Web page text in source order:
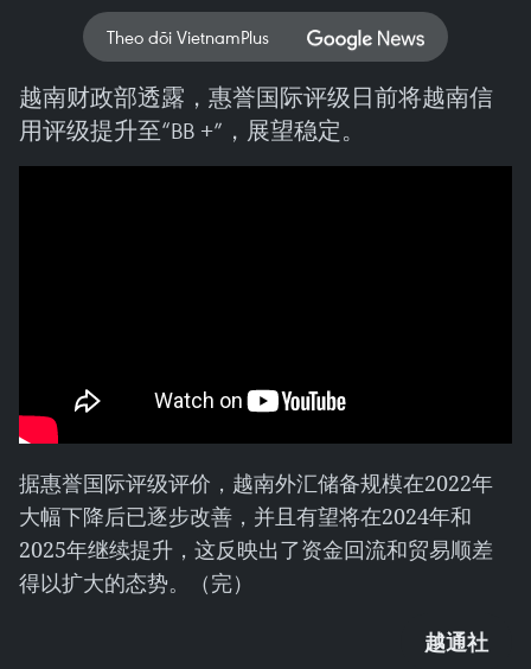
Theo dõi VietnamPlus
越南财政部透露，惠誉国际评级日前将越南信
用评级提升至“BB +”，展望稳定。
据惠誉国际评级评价，越南外汇储备规模在2022年
大幅下降后已逐步改善，并且有望将在2024年和
2025年继续提升，这反映出了资金回流和贸易顺差
得以扩大的态势。（完）
越通社